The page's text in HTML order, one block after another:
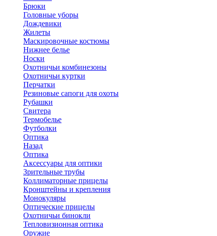
Брюки
Головные уборы
Дождевики
Жилеты
Маскировочные костюмы
Нижнее белье
Носки
Охотничьи комбинезоны
Охотничьи куртки
Перчатки
Резиновые сапоги для охоты
Рубашки
Свитера
Термобелье
Футболки
Оптика
Назад
Оптика
Аксессуары для оптики
Зрительные трубы
Коллиматорные прицелы
Кронштейны и крепления
Монокуляры
Оптические прицелы
Охотничьи бинокли
Тепловизионная оптика
Оружие